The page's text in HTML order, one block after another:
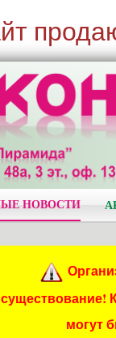
НОВОСТИ
существование!
могут